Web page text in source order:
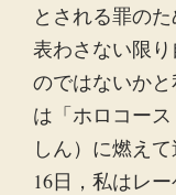
とされる罪の
表わさない限
のではないか
は「ホロコー
しん）に燃え
16日，私はレ